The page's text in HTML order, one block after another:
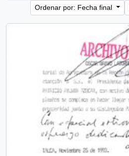
Ordenar por: Fecha final